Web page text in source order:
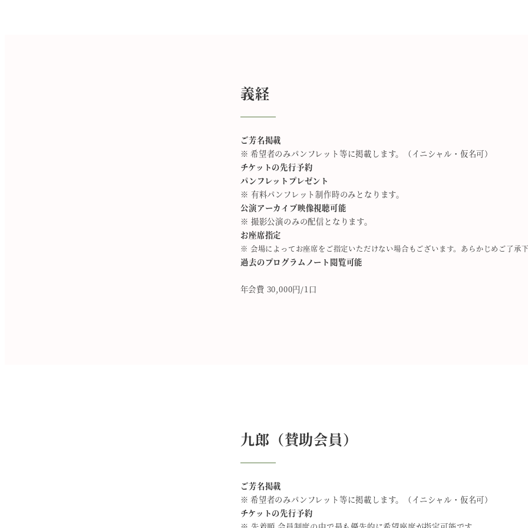
義経
ご芳名掲載
​※ 希望者のみパンフレット等に掲載します。（イニシャル・仮名可）
チケットの先行予約
パンフレットプレゼント
※ 有料パンフレット制作時のみとなります。
公演アーカイブ映像視聴可能
※ 撮影公演のみの配信となります。
お座席指定
※ 会場によってお座席をご指定いただけない場合もございます​。あらかじめご了承
過去のプログラムノート閲覧可能
​年会費 30,000円/1口
九郎（賛助会員）
ご芳名掲載
​※ 希望者のみパンフレット等に掲載します。（イニシャル・仮名可）
チケットの先行予約